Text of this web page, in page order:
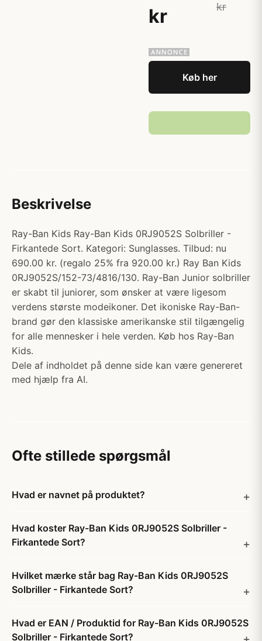
kr
kr
Køb her
Beskrivelse
Ray-Ban Kids Ray-Ban Kids 0RJ9052S Solbriller -
Firkantede Sort. Kategori: Sunglasses. Tilbud: nu
690.00 kr. (regalo 25% fra 920.00 kr.) Ray Ban Kids
0RJ9052S/152-73/4816/130. Ray-Ban Junior solbriller
er skabt til juniorer, som ønsker at være ligesom
verdens største modeikoner. Det ikoniske Ray-Ban-
brand gør den klassiske amerikanske stil tilgængelig
for alle mennesker i hele verden. Køb hos Ray-Ban
Kids.
Dele af indholdet på denne side kan være genereret
med hjælp fra AI.
Ofte stillede spørgsmål
Hvad er navnet på produktet?
Hvad koster Ray-Ban Kids 0RJ9052S Solbriller -
Firkantede Sort?
Hvilket mærke står bag Ray-Ban Kids 0RJ9052S
Solbriller - Firkantede Sort?
Hvad er EAN / Produktid for Ray-Ban Kids 0RJ9052S
Solbriller - Firkantede Sort?